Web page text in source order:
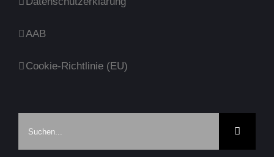
AAB
Cookie-Richtlinie (EU)